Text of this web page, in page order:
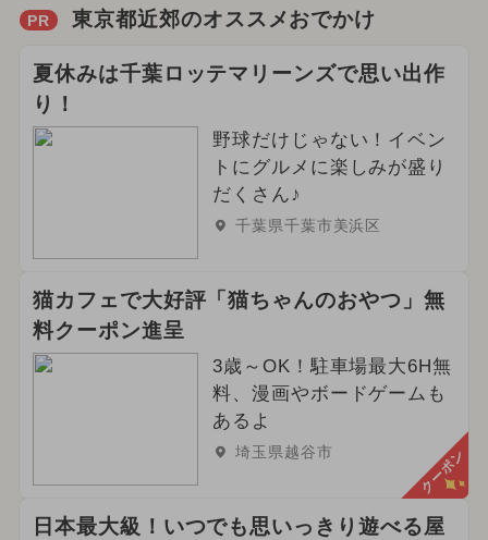
PR 東京都近郊のオススメおでかけ
夏休みは千葉ロッテマリーンズで思い出作
り！
野球だけじゃない！イベン
トにグルメに楽しみが盛り
だくさん♪
千葉県千葉市美浜区
猫カフェで大好評「猫ちゃんのおやつ」無
料クーポン進呈
3歳～OK！駐車場最大6H無
料、漫画やボードゲームも
あるよ
埼玉県越谷市 クーポン
日本最大級！いつでも思いっきり遊べる屋